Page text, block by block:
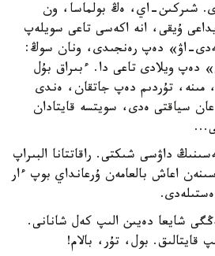
شىركىن-اي، ەڭ بولماسا، ون
ۇيقى، انە اكەسى تاعى سويلەپ
اۋ» دەپ رەنجىدى، ونان سوڭ:
دەپ ويلادى تاعى دا. ءبىراق بۇل
مىنە، تۇردىم دەپ جاتقان، ەندى
سياقتى ەدى، سويتسە قايتادان
داۋسى شىكتى. راقاتتانا البىراپ
اعاش بالعامەن ۇرعانداي بوپ ءار
شايعا دەيىن الىپ كەل شانانى.
قايتالىق. بول، تۇر، بالام!